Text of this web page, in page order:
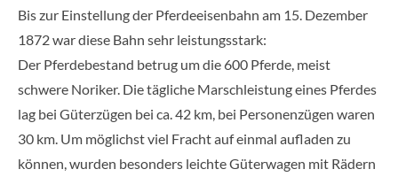
Bis zur Einstellung der Pferdeeisenbahn am 15. Dezember
1872 war diese Bahn sehr leistungsstark:
Der Pferdebestand betrug um die 600 Pferde, meist
schwere Noriker. Die tägliche Marschleistung eines Pferdes
lag bei Güterzügen bei ca. 42 km, bei Personenzügen waren
30 km. Um möglichst viel Fracht auf einmal aufladen zu
können, wurden besonders leichte Güterwagen mit Rädern